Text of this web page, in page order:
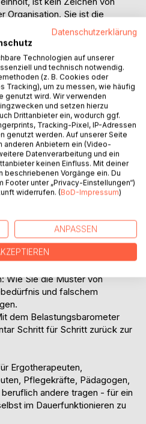
Organisation. Sie ist die
das dauerhaft auf
ist, und von inneren
da-Sein" über die eigenen
fundierten Ratgeber mit
die beruflich helfen, selbst
zeigt praxisnah und frei von
warum gerade die
und wie Mitgefühl müde
Fatigue).
konkreten
emotionaler Erschöpfung: Wie
ohne die Lasten anderer
Wie Sie die Muster von
und falschem
dem Belastungsbarometer
Schritt für Schritt zurück zur
Ergotherapeuten,
Pflegekräfte, Pädagogen,
andere tragen - für ein
im Dauerfunktionieren zu
Datenschutzerklärung
Technologien auf unserer
und technisch notwendig.
(z. B. Cookies oder
Tracking), um zu messen, wie häufig
genutzt wird. Wir verwenden
und setzen hierzu
Drittanbieter ein, wodurch ggf.
Tracking-Pixel, IP-Adressen
genutzt werden. Auf unserer Seite
anderen Anbietern ein (Video-
Datenverarbeitung und ein
keinen Einfluss. Mit deiner
beschriebenen Vorgänge ein. Du
Footer unter „Privacy-Einstellungen“)
widerrufen. (BoD-Impressum)
ANPASSEN